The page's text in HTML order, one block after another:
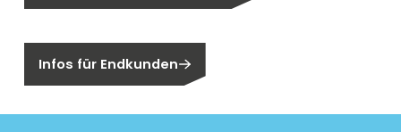
Infos für Endkunden